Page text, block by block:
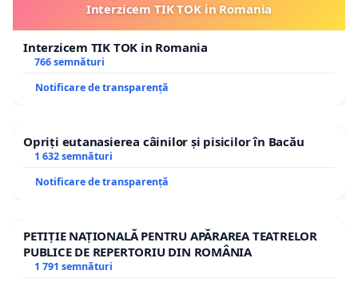
Interzicem TIK TOK in Romania
Interzicem TIK TOK in Romania
766 semnături
Notificare de transparență
Opriți eutanasierea câinilor și pisicilor în Bacău
1 632 semnături
Notificare de transparență
PETIȚIE NAȚIONALĂ PENTRU APĂRAREA TEATRELOR
PUBLICE DE REPERTORIU DIN ROMÂNIA
1 791 semnături